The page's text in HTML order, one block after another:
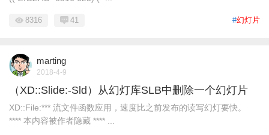
#幻灯片
8316 41
marting
2018-4-9
（XD::Slide:-Sld）从幻灯库SLB中删除一个幻灯片
XD::File:*** 流文件函数应用，速度比之前发布的读写幻灯要快。
**** 本内容被作者隐藏 **** ...